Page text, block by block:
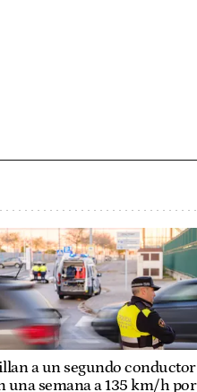
a un segundo conductor
una semana a 135 km/h por